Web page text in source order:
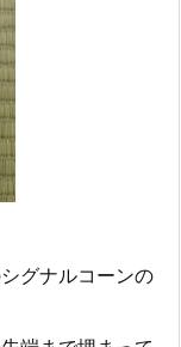
グナルコーンの